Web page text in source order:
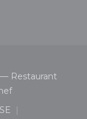
Restaurant
((opens in a new
in a new